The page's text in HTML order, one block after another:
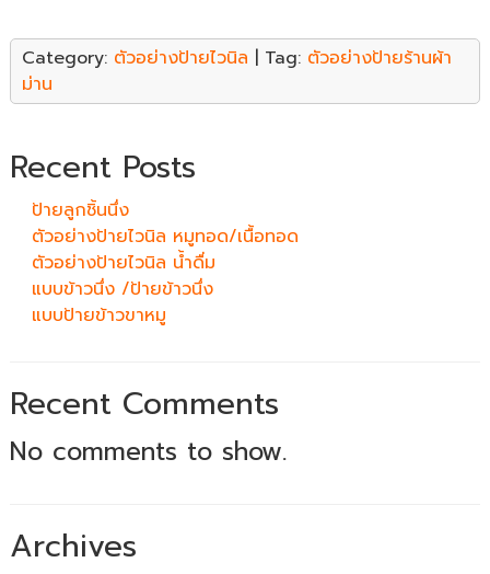
Category: ตัวอย่างป้ายไวนิล | Tag: ตัวอย่างป้ายร้านผ้า
ม่าน
Recent Posts
ป้ายลูกชิ้นนึ่ง
ตัวอย่างป้ายไวนิล หมูทอด/เนื้อทอด
ตัวอย่างป้ายไวนิล น้ำดื่ม
แบบข้าวนึ่ง /ป้ายข้าวนึ่ง
แบบป้ายข้าวขาหมู
Recent Comments
No comments to show.
Archives